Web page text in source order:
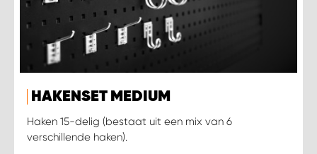
HAKENSET MEDIUM
Haken 15-delig (bestaat uit een mix van 6
verschillende haken).